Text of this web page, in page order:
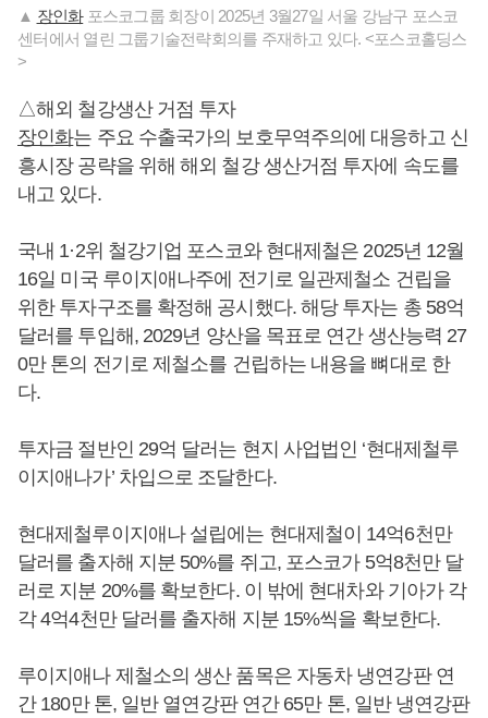
▲ 장인화포스코그룹 회장이 2025년 3월27일 서울 강남구 포스코
센터에서 열린 그룹기술전략회의를 주재하고 있다. <포스코홀딩스
>
△해외 철강생산 거점 투자
장인화는 주요 수출국가의 보호무역주의에 대응하고 신
흥시장 공략을 위해 해외 철강 생산거점 투자에 속도를
내고 있다.
국내 1·2위 철강기업 포스코와 현대제철은 2025년 12월
16일 미국 루이지애나주에 전기로 일관제철소 건립을
위한 투자구조를 확정해 공시했다. 해당 투자는 총 58억
달러를 투입해, 2029년 양산을 목표로 연간 생산능력 27
0만 톤의 전기로 제철소를 건립하는 내용을 뼈대로 한
다.
투자금 절반인 29억 달러는 현지 사업법인 ‘현대제철루
이지애나가’ 차입으로 조달한다.
현대제철루이지애나 설립에는 현대제철이 14억6천만
달러를 출자해 지분 50%를 쥐고, 포스코가 5억8천만 달
러로 지분 20%를 확보한다. 이 밖에 현대차와 기아가 각
각 4억4천만 달러를 출자해 지분 15%씩을 확보한다.
루이지애나 제철소의 생산 품목은 자동차 냉연강판 연
간 180만 톤, 일반 열연강판 연간 65만 톤, 일반 냉연강판